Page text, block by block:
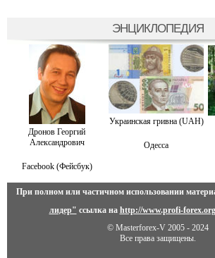
ЭНЦИКЛОПЕДИЯ
Дронов Георгий
Александрович
Украинская гривна (UAH)
Одесса
Facebook (Фейсбук)
При полном или частичном использовании
лидер" ссылка на http://www.profi-forex.org
© Masterforex-V 2005 - 2024
Все права защищены.